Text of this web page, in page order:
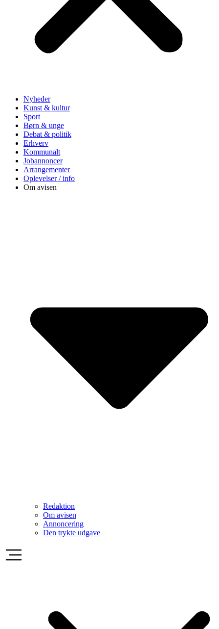
Nyheder
Kunst & kultur
Sport
Børn & unge
Debat & politik
Erhverv
Kommunalt
Jobannoncer
Arrangementer
Oplevelser / info
Om avisen
Redaktion
Om avisen
Annoncering
Den trykte udgave